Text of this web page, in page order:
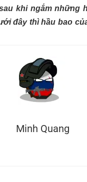
khi ngắm những
đây thì hầu bao
Minh Quang